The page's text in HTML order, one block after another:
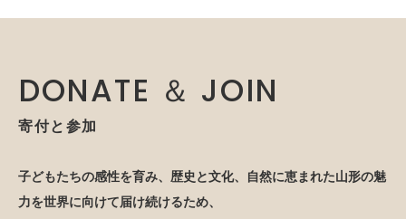
DONATE ＆ JOIN
寄付と参加
子どもたちの感性を育み、歴史と文化、自然に恵まれた山形の魅
力を世界に向けて届け続けるため、